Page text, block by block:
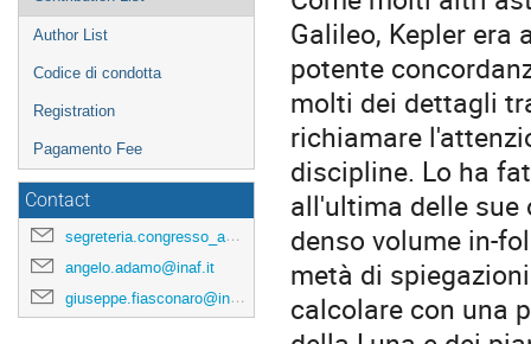
Author List
Codice di condotta
Registration
Pagamento Fee
Contact
segreteria.congresso_asculta@ifc.inaf.it
angelo.adamo@inaf.it
giuseppe.fiasconaro@inaf.it
Galileo, Kepler
potente
molti dei dettagli
richiamare
discipline. Lo ha
all'ultima delle
denso volume in-
metà di
calcolare con una